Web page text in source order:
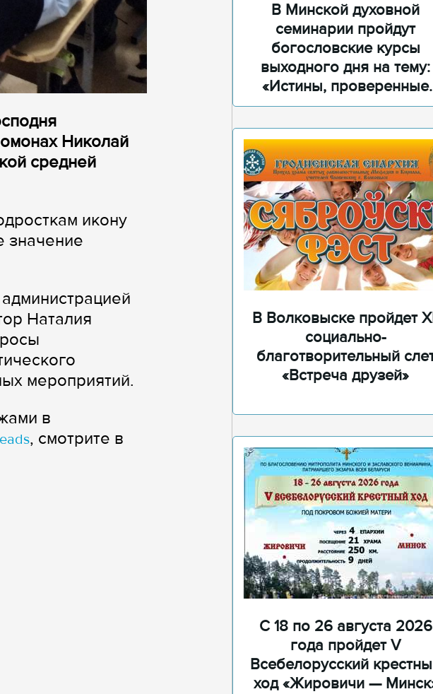
Николай
средней
икону
значение
Наталия
мероприятий.
в
, смотрите в
В Минской духовной
семинарии пройдут
богословские курсы
выходного дня на тему:
«Истины, проверенные
временем»
В Волковыске пройдет
социально-
благотворительный
«Встреча друзей»
С 18 по 26 августа 2026
года пройдет V
Всебелорусский
ход «Жировичи —